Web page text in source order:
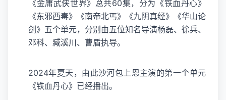
《金庸武侠世界》总共60集，分为《铁血丹心》
《东邪西毒》《南帝北丐》《九阴真经》《华山论
剑》五个单元，分别由五位知名导演杨磊、徐兵、
邓科、臧溪川、曹盾执导。
2024年夏天，由此沙河包上恩主演的第一个单元
《铁血丹心》已经播出。